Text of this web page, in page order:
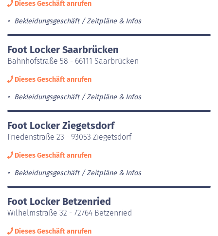
Dieses Geschäft anrufen
Bekleidungsgeschäft Zeitpläne & Infos
Foot Locker Saarbrücken
Bahnhofstraße 58 - 66111 Saarbrücken
Dieses Geschäft anrufen
Bekleidungsgeschäft Zeitpläne & Infos
Foot Locker Ziegetsdorf
Friedenstraße 23 - 93053 Ziegetsdorf
Dieses Geschäft anrufen
Bekleidungsgeschäft Zeitpläne & Infos
Foot Locker Betzenried
Wilhelmstraße 32 - 72764 Betzenried
Dieses Geschäft anrufen